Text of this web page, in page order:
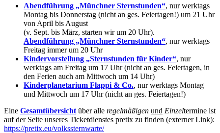
Abendführung „Münchner Sternstunden“, nur werktags
Montag bis Donnerstag (nicht an ges. Feiertagen!) um 21 Uhr
von April bis August
(v. Sept. bis März, starten wir um 20 Uhr).
Abendführung „Münchner Sternstunden“, nur werktags
Freitag immer um 20 Uhr
Kindervorstellung „Sternstunden für Kinder“, nur
werktags am Freitag um 17 Uhr (nicht an ges. Feiertagen, in
den Ferien auch am Mittwoch um 14 Uhr)
Kinderplanetarium Flappi & Co., nur werktags Montag
und Mittwoch um 17 Uhr (nicht an ges. Feiertagen!)
Eine Gesamtübersicht über alle regelmäßigen und Einzeltermine ist
auf der Seite unseres Ticketdienstes pretix zu finden (externer Link):
https://pretix.eu/volkssternwarte/